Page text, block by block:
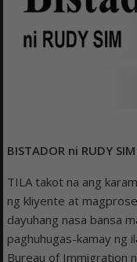
BISTADOR ni RUDY SIM
TILA takot na ang
ng kliyente at
dayuhang nasa bansa
paghuhugas-kamay ng
Bureau of Immigration